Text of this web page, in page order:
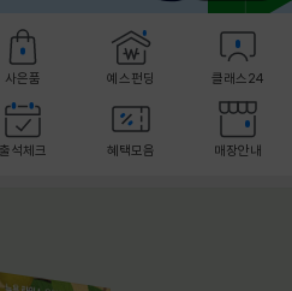
사은품 예스펀딩 클래스24
출석체크 혜택모음 매장안내